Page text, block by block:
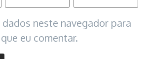
dados neste navegador para
eu comentar.